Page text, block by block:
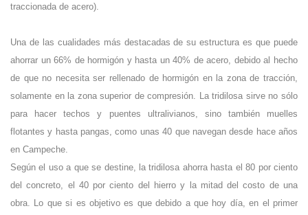
traccionada de acero).
Una de las cualidades más destacadas de su estructura es que puede
ahorrar un 66% de hormigón y hasta un 40% de acero, debido al hecho
de que no necesita ser rellenado de hormigón en la zona de tracción,
solamente en la zona superior de compresión. La tridilosa sirve no sólo
para hacer techos y puentes ultralivianos, sino también muelles
flotantes y hasta pangas, como unas 40 que navegan desde hace años
en Campeche.
Según el uso a que se destine, la tridilosa ahorra hasta el 80 por ciento
del concreto, el 40 por ciento del hierro y la mitad del costo de una
obra. Lo que si es objetivo es que debido a que hoy día, en el primer